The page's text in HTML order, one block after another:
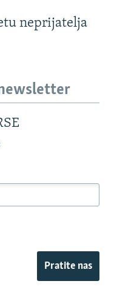
neprijatelja
Pratite nas